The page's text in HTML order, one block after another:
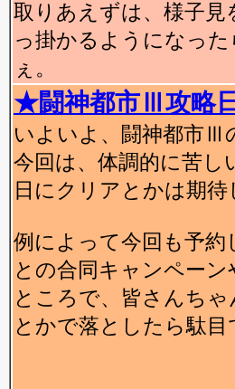
取りあえずは、様子
っ掛かるようになっ
ぇ。
★闘神都市Ⅲ攻略
いよいよ、闘神都市Ⅲ
今回は、体調的に苦し
日にクリアとかは期
例によって今回も予約
との合同キャンペー
ところで、皆さんち
とかで落としたら駄目